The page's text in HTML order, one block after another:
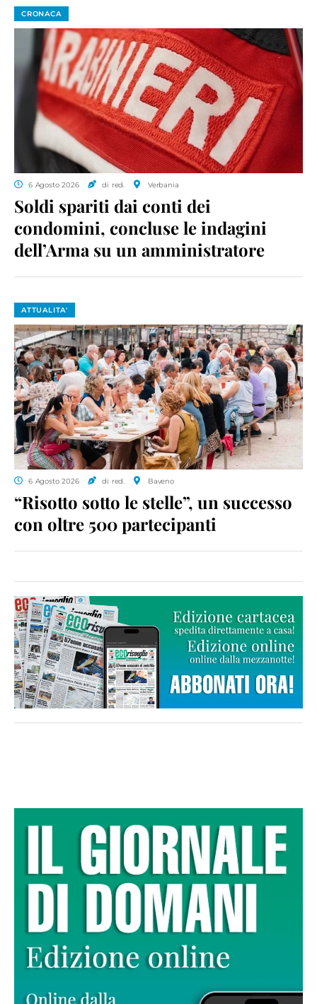
CRONACA
6 Agosto 2026 di red. Verbania
Soldi spariti dai conti dei
condomini, concluse le indagini
dell’Arma su un amministratore
ATTUALITA'
6 Agosto 2026 di red. Baveno
“Risotto sotto le stelle”, un successo
con oltre 500 partecipanti